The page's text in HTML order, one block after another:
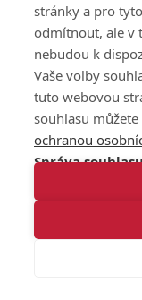
stránky a pro
odmítnout, ale v
nebudou k
Vaše volby
tuto webovou
souhlasu
ochranou
Správa